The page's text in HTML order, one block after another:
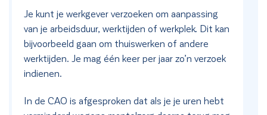
Je kunt je werkgever verzoeken om aanpassing
van je arbeidsduur, werktijden of werkplek. Dit kan
bijvoorbeeld gaan om thuiswerken of andere
werktijden. Je mag één keer per jaar zo’n verzoek
indienen.
In de CAO is afgesproken dat als je je uren hebt